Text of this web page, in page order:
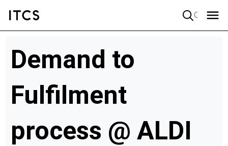
Demand to
Fulfilment
process @ ALDI